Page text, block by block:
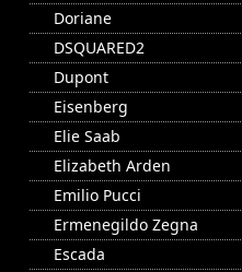
Doriane
DSQUARED2
Dupont
Eisenberg
Elie Saab
Elizabeth Arden
Emilio Pucci
Ermenegildo Zegna
Escada